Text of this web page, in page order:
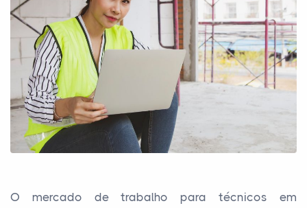
O mercado de trabalho para técnicos em